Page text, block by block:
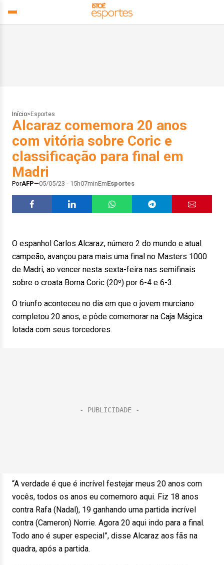
Início> Esportes
Alcaraz comemora 20 anos
com vitória sobre Coric e
classificação para final em
Madri
PorAFP 05/05/23 - 15h07minEmEsportes
O espanhol Carlos Alcaraz, número 2 do mundo e atual
campeão, avançou para mais uma final no Masters 1000
de Madri, ao vencer nesta sexta-feira nas semifinais
sobre o croata Borna Coric (20º) por 6-4 e 6-3.
O triunfo aconteceu no dia em que o jovem murciano
completou 20 anos, e pôde comemorar na Caja Mágica
lotada com seus torcedores.
“A verdade é que é incrível festejar meus 20 anos com
vocês, todos os anos eu comemoro aqui. Fiz 18 anos
contra Rafa (Nadal), 19 ganhando uma partida incrível
contra (Cameron) Norrie. Agora 20 aqui indo para a final.
Todo ano é super especial”, disse Alcaraz aos fãs na
quadra, após a partida.